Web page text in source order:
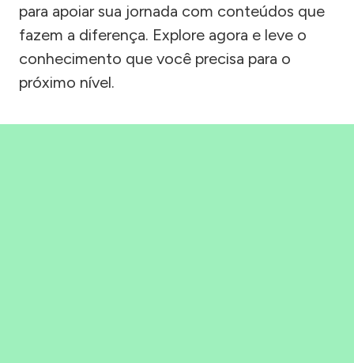
para apoiar sua jornada com conteúdos que
fazem a diferença. Explore agora e leve o
conhecimento que você precisa para o
próximo nível.